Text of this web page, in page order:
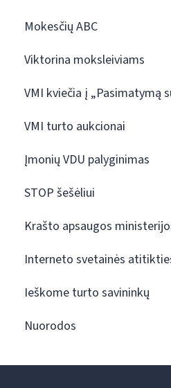
Mokesčių ABC
Viktorina moksleiviams
VMI kviečia į „Pasimatymą
VMI turto aukcionai
Įmonių VDU palyginimas
STOP šešėliui
Krašto apsaugos
Interneto svetainės
Ieškome turto savininkų
Nuorodos